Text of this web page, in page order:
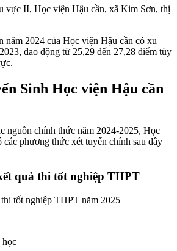
vực II, Học viện Hậu cần, xã Kim Sơn, thị
năm 2024 của Học viện Hậu cần có xu
dao động từ 25,29 đến 27,28 điểm tùy
Sinh Học viện Hậu cần
nguồn chính thức năm 2024-2025, Học
phương thức xét tuyển chính sau đây
quả thi tốt nghiệp THPT
tốt nghiệp THPT năm 2025
học